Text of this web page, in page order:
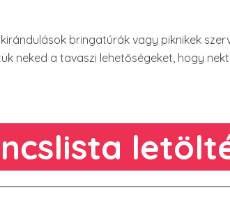
bringatúrák vagy piknikek
neked a tavaszi lehetőségeket, hogy